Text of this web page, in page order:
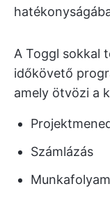
A Toggl sokkal
időkövető
amely ötvözi a
Számlázás